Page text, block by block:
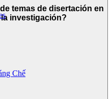
Chế
temas de disertación en
investigación?